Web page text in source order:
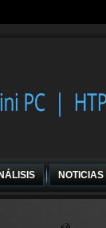
NOTICIAS